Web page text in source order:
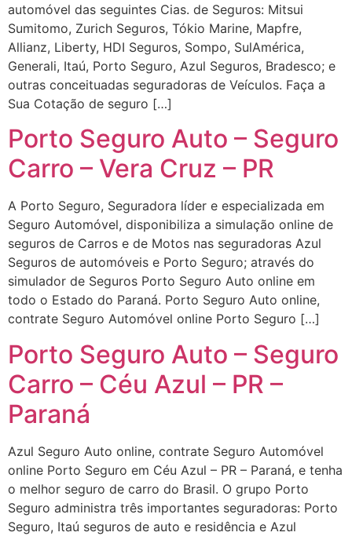
automóvel das seguintes Cias. de Seguros: Mitsui
Sumitomo, Zurich Seguros, Tókio Marine, Mapfre,
Allianz, Liberty, HDI Seguros, Sompo, SulAmérica,
Generali, Itaú, Porto Seguro, Azul Seguros, Bradesco; e
outras conceituadas seguradoras de Veículos. Faça a
Sua Cotação de seguro […]
Porto Seguro Auto – Seguro
Carro – Vera Cruz – PR
A Porto Seguro, Seguradora líder e especializada em
Seguro Automóvel, disponibiliza a simulação online de
seguros de Carros e de Motos nas seguradoras Azul
Seguros de automóveis e Porto Seguro; através do
simulador de Seguros Porto Seguro Auto online em
todo o Estado do Paraná. Porto Seguro Auto online,
contrate Seguro Automóvel online Porto Seguro […]
Porto Seguro Auto – Seguro
Carro – Céu Azul – PR –
Paraná
Azul Seguro Auto online, contrate Seguro Automóvel
online Porto Seguro em Céu Azul – PR – Paraná, e tenha
o melhor seguro de carro do Brasil. O grupo Porto
Seguro administra três importantes seguradoras: Porto
Seguro, Itaú seguros de auto e residência e Azul